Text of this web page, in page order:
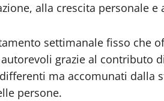
alla crescita personale e
settimanale fisso che
grazie al contributo
ma accomunati dalla
persone.